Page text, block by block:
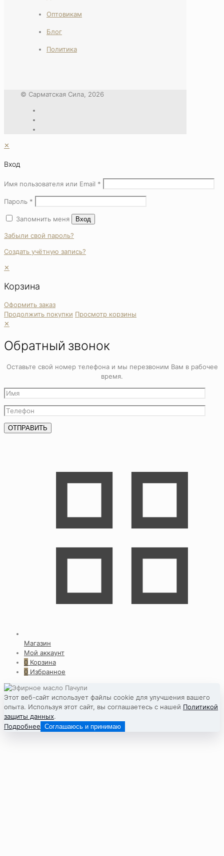
Оптовикам
Блог
Политика
© Сарматская Сила, 2026
✕
Вход
Имя пользователя или Email *
Пароль *
Запомнить меня Вход
Забыли свой пароль?
Создать учётную запись?
✕
Корзина
Оформить заказ
Продолжить покупки Просмотр корзины
✕
Обратный звонок
Оставьте свой номер телефона и мы перезвоним Вам в рабочее
время.
Магазин
Мой аккаунт
0 Корзина
0 Избранное
Этот веб-сайт использует файлы cookie для улучшения вашего
опыта. Используя этот сайт, вы соглашаетесь с нашей Политикой
защиты данных.
Подробнее Соглашаюсь и принимаю